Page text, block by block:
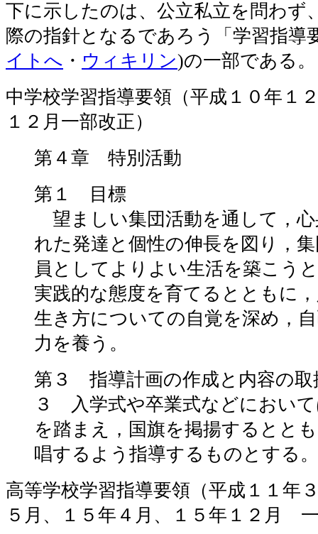
下に示したのは、公立私立を問わず
際の指針となるであろう「学習指導
イトへ ・ ウィキリン)の一部である。
中学校学習指導要領（平成１０年１
１２月一部改正）
第４章 特別活動
第１ 目標
望ましい集団活動を通して，
れた発達と個性の伸長を図り，
員としてよりよい生活を築こう
実践的な態度を育てるとともに
生き方についての自覚を深め，
力を養う。
第３ 指導計画の作成と内容の取
３ 入学式や卒業式などにおい
を踏まえ，国旗を掲揚するとと
唱するよう指導するものとする。
高等学校学習指導要領（平成１１年
５月、１５年４月、１５年１２月